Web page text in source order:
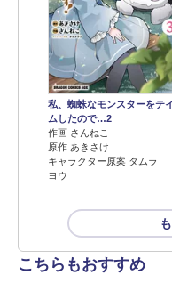
私、蜘蛛なモンスターをテ
ムしたので…2
作画 さんねこ
原作 あきさけ
キャラクター原案 タムラ
ヨウ
こちらもおすすめ